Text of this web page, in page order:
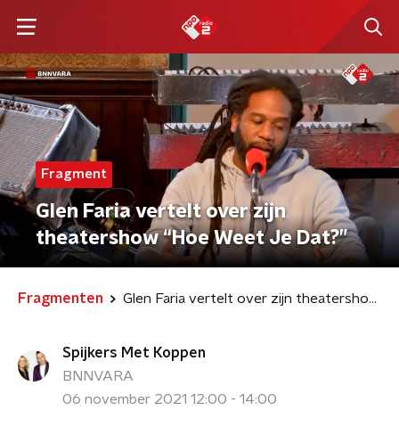
Fragment
Glen Faria vertelt over zijn
theatershow “Hoe Weet Je Dat?”
Fragmenten Glen Faria vertelt over zijn theatershow “Hoe Weet Je Dat?”
Spijkers Met Koppen
BNNVARA
06 november 2021 12:00 - 14:00